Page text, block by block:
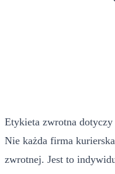
Etykieta zwrotna
Nie każda firma
zwrotnej. Jest to